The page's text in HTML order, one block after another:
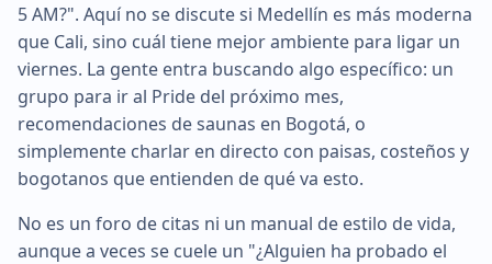
5 AM?". Aquí no se discute si Medellín es más moderna
que Cali, sino cuál tiene mejor ambiente para ligar un
viernes. La gente entra buscando algo específico: un
grupo para ir al Pride del próximo mes,
recomendaciones de saunas en Bogotá, o
simplemente charlar en directo con paisas, costeños y
bogotanos que entienden de qué va esto.
No es un foro de citas ni un manual de estilo de vida,
aunque a veces se cuele un "¿Alguien ha probado el